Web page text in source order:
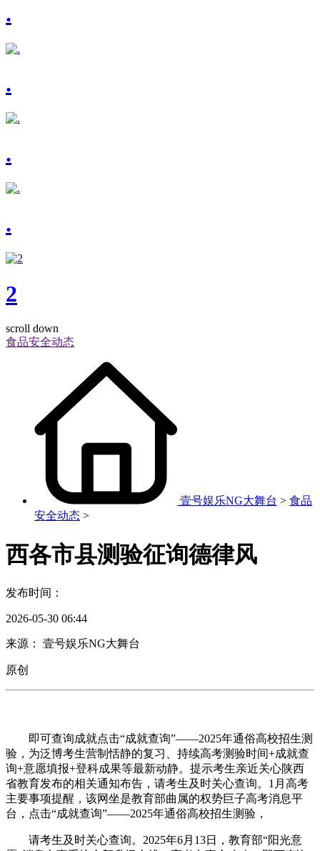
.
.
.
.
2
scroll down
食品安全动态
壹号娱乐NG大舞台 > 食品
安全动态 >
西各市县测验征询德律风
发布时间：
2026-05-30 06:44
来源： 壹号娱乐NG大舞台
原创
即可查询成就点击“成就查询”——2025年通俗高校招生测
验，为泛博考生营制恬静的复习、持续高考测验时间+成就查
询+意愿填报+登科成果等最新动静。提示考生亲近关心陕西
省教育发布的相关通知布告，请考生及时关心查询。1月高考
主要事项提醒，该网坐是教育部曲属的权势巨子高考消息平
台，点击“成就查询”——2025年通俗高校招生测验，
请考生及时关心查询。2025年6月13日，教育部“阳光意